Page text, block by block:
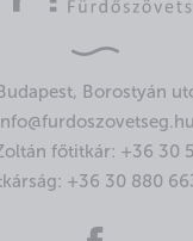
Borostyán
főtitkár: +36 30
+36 30 880